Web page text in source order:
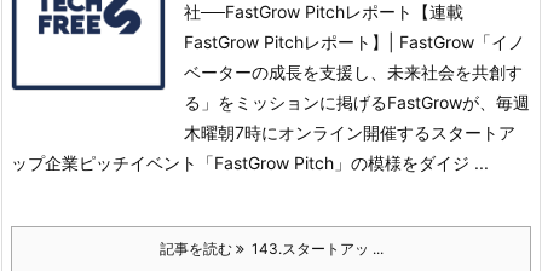
社──FastGrow Pitchレポート【連載
FastGrow Pitchレポート】| FastGrow「イノ
ベーターの成長を支援し、未来社会を共創す
る」をミッションに掲げるFastGrowが、毎週
木曜朝7時にオンライン開催するスタートア
ップ企業ピッチイベント「FastGrow Pitch」の模様をダイジ ...
記事を読む 143.スタートアッ ...